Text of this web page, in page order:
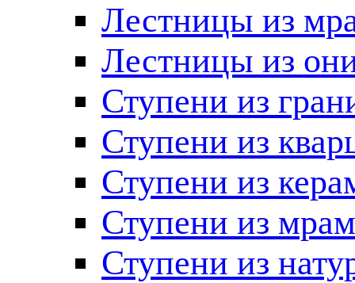
Лестницы из
Лестницы из
Ступени из
Ступени из
Ступени из
Ступени из
Ступени из